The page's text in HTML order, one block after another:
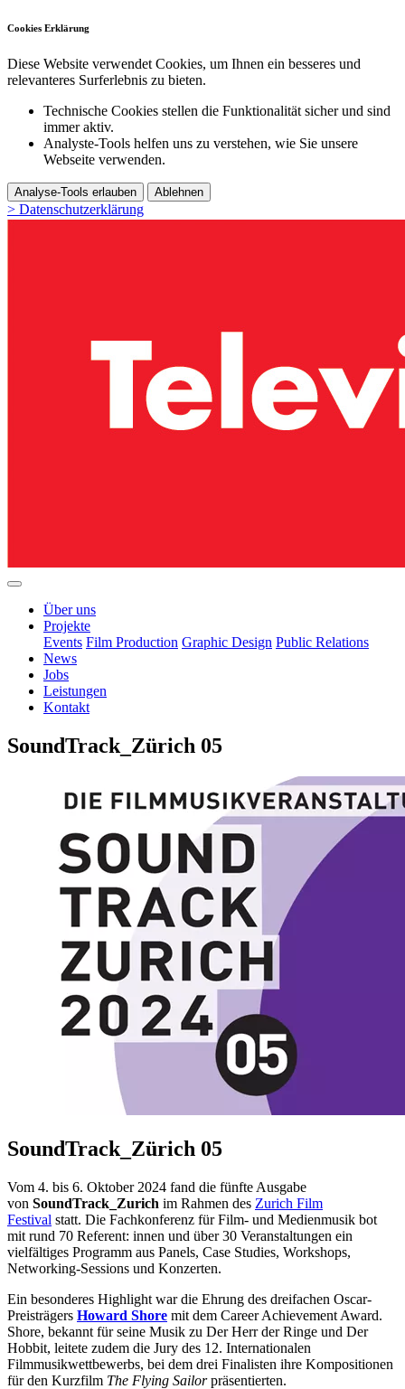
Cookies Erklärung
Diese Website verwendet Cookies, um Ihnen ein besseres und
relevanteres Surferlebnis zu bieten.
Technische Cookies stellen die Funktionalität sicher und sind
immer aktiv.
Analyste-Tools helfen uns zu verstehen, wie Sie unsere
Webseite verwenden.
Analyse-Tools erlauben Ablehnen
> Datenschutzerklärung
Über uns
Projekte
Events Film Production Graphic Design Public Relations
News
Jobs
Leistungen
Kontakt
SoundTrack_Zürich 05
SoundTrack_Zürich 05
Vom 4. bis 6. Oktober 2024 fand die fünfte Ausgabe
von SoundTrack_Zurich im Rahmen des Zurich Film
Festival statt. Die Fachkonferenz für Film- und Medienmusik bot
mit rund 70 Referent: innen und über 30 Veranstaltungen ein
vielfältiges Programm aus Panels, Case Studies, Workshops,
Networking-Sessions und Konzerten.
Ein besonderes Highlight war die Ehrung des dreifachen Oscar-
Preisträgers Howard Shore mit dem Career Achievement Award.
Shore, bekannt für seine Musik zu Der Herr der Ringe und Der
Hobbit, leitete zudem die Jury des 12. Internationalen
Filmmusikwettbewerbs, bei dem drei Finalisten ihre Kompositionen
für den Kurzfilm The Flying Sailor präsentierten.